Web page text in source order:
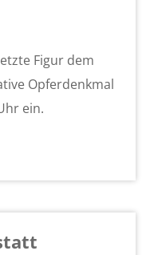
Figur dem
Opferdenkmal
ein.